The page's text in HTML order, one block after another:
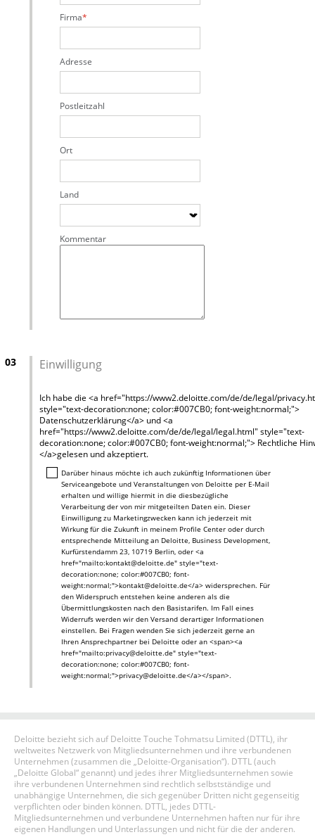
Firma
Adresse
Postleitzahl
Ort
Land
Kommentar
03 Einwilligung
Ich habe die <a href="https://www2.deloitte.com/de/de/legal/
style="text-decoration:none; color:#007CB0; font-weight:normal;">
Datenschutzerklärung</a> und <a
href="https://www2.deloitte.com/de/de/legal/legal.html" style="text-
decoration:none; color:#007CB0; font-weight:normal;"> Rechtliche
</a>gelesen und akzeptiert.
Darüber hinaus möchte ich auch zukünftig Informationen über
Serviceangebote und Veranstaltungen von Deloitte per E-Mail
erhalten und willige hiermit in die diesbezügliche
Verarbeitung der von mir mitgeteilten Daten ein. Dieser
Einwilligung zu Marketingzwecken kann ich jederzeit mit
Wirkung für die Zukunft in meinem Profile Center oder durch
entsprechende Mitteilung an Deloitte, Business Development,
Kurfürstendamm 23, 10719 Berlin, oder <a
href="mailto:kontakt@deloitte.de" style="text-
decoration:none; color:#007CB0; font-
weight:normal;">kontakt@deloitte.de</a> widersprechen. Für
den Widerspruch entstehen keine anderen als die
Übermittlungskosten nach den Basistarifen. Im Fall eines
Widerrufs werden wir den Versand derartiger Informationen
einstellen. Bei Fragen wenden Sie sich jederzeit gerne an
Ihren Ansprechpartner bei Deloitte oder an <span><a
href="mailto:privacy@deloitte.de" style="text-
decoration:none; color:#007CB0; font-
weight:normal;">privacy@deloitte.de</a></span>.
Deloitte bezieht sich auf Deloitte Touche Tohmatsu Limited (DTTL), ihr
weltweites Netzwerk von Mitgliedsunternehmen und ihre verbundenen
Unternehmen (zusammen die „Deloitte-Organisation“). DTTL (auch
„Deloitte Global“ genannt) und jedes ihrer Mitgliedsunternehmen sowie
ihre verbundenen Unternehmen sind rechtlich selbstständige und
unabhängige Unternehmen, die sich gegenüber Dritten nicht gegenseitig
verpflichten oder binden können. DTTL, jedes DTTL-
Mitgliedsunternehmen und verbundene Unternehmen haften nur für ihre
eigenen Handlungen und Unterlassungen und nicht für die der anderen.